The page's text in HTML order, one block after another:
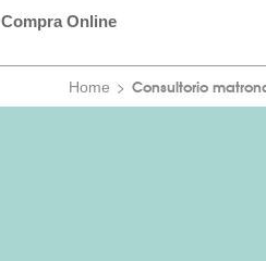
Compra Online
Home Consultorio